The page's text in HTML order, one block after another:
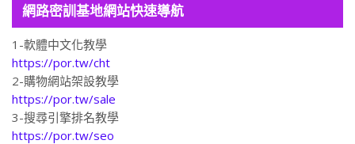
網路密訓基地網站快速導航
1-軟體中文化教學
https://por.tw/cht
2-購物網站架設教學
https://por.tw/sale
3-搜尋引擎排名教學
https://por.tw/seo